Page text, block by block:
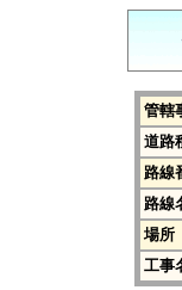
管轄
道路
路線
路線
場所
工事